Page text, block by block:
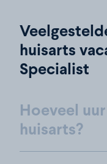
huisarts
Specialist
Hoeveel
huisarts?